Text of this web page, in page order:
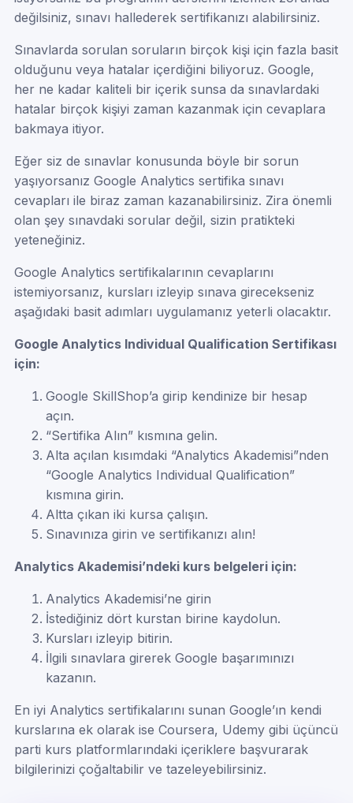
değilsiniz, sınavı hallederek sertifikanızı alabilirsiniz.
Sınavlarda sorulan soruların birçok kişi için fazla basit
olduğunu veya hatalar içerdiğini biliyoruz. Google,
her ne kadar kaliteli bir içerik sunsa da sınavlardaki
hatalar birçok kişiyi zaman kazanmak için cevaplara
bakmaya itiyor.
Eğer siz de sınavlar konusunda böyle bir sorun
yaşıyorsanız Google Analytics sertifika sınavı
cevapları ile biraz zaman kazanabilirsiniz. Zira önemli
olan şey sınavdaki sorular değil, sizin pratikteki
yeteneğiniz.
Google Analytics sertifikalarının cevaplarını
istemiyorsanız, kursları izleyip sınava girecekseniz
aşağıdaki basit adımları uygulamanız yeterli olacaktır.
Google Analytics Individual Qualification Sertifikası
için:
Google SkillShop’a girip kendinize bir hesap
açın.
“Sertifika Alın” kısmına gelin.
Alta açılan kısımdaki “Analytics Akademisi”nden
“Google Analytics Individual Qualification”
kısmına girin.
Altta çıkan iki kursa çalışın.
Sınavınıza girin ve sertifikanızı alın!
Analytics Akademisi’ndeki kurs belgeleri için:
Analytics Akademisi’ne girin
İstediğiniz dört kurstan birine kaydolun.
Kursları izleyip bitirin.
İlgili sınavlara girerek Google başarımınızı
kazanın.
En iyi Analytics sertifikalarını sunan Google’ın kendi
kurslarına ek olarak ise Coursera, Udemy gibi üçüncü
parti kurs platformlarındaki içeriklere başvurarak
bilgilerinizi çoğaltabilir ve tazeleyebilirsiniz.